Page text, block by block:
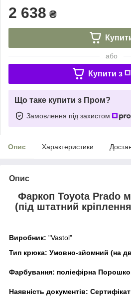
2 638 ₴
або
Купити з
Що таке купити з Пром?
Замовлення під захистом
Опис Характеристики
Опис
Фаркоп Toyota Prado
(під штатний
Виробник: "Vastol"
Тип крюка: Умовно-зйомний (на
Фарбування: поліефірна
Наявність документів: Сертифікат